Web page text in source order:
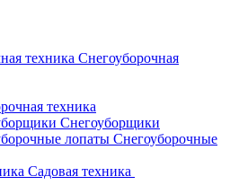
Снегоуборочная
техника
Снегоуборщики
Снегоуборочные
Садовая техника